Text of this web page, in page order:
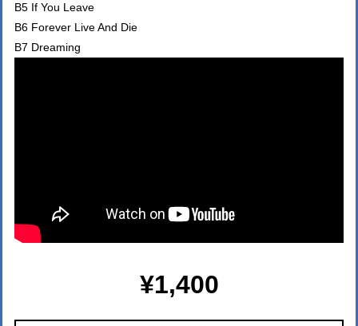
B5 If You Leave
B6 Forever Live And Die
B7 Dreaming
¥1,400